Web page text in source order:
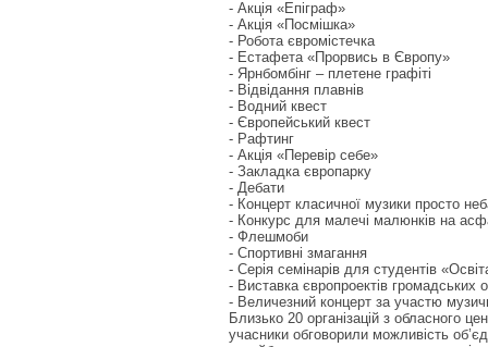
- Акція «Епіграф»
- Акція «Посмішка»
- Робота євромістечка
- Естафета «Прорвись в Європу»
- Ярнбомбінг – плетене графіті
- Відвідання плавнів
- Водний квест
- Європейський квест
- Рафтинг
- Акція «Перевір себе»
- Закладка європарку
- Дебати
- Концерт класичної музики просто
- Конкурс для малечі малюнків на
- Флешмоби
- Спортивні змагання
- Серія семінарів для студентів
- Виставка європроектів громадських
- Величезний концерт за участю
Близько 20 організацій з обласного
учасники обговорили можливість